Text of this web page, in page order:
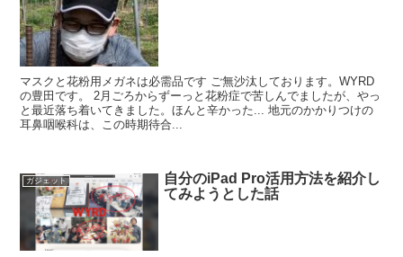
マスクと花粉用メガネは必需品です ご無沙汰しております。WYRD
の豊田です。 2月ごろからずーっと花粉症で苦しんでましたが、やっ
と最近落ち着いてきました。ほんと辛かった... 地元のかかりつけの
耳鼻咽喉科は、この時期待合...
ガジェット
自分のiPad Pro活用方法を紹介し
てみようとした話